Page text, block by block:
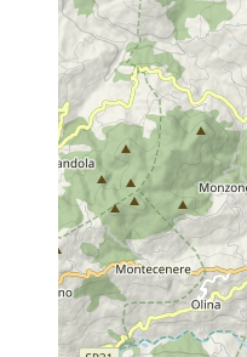
Malatina. La
Casona, poi
Fondovalle.
trovare sulla
sentiero CAI
Trebbio. Lo
Dopo circa
sentiero 410.
segnaletica
attraversa il
natura